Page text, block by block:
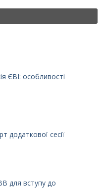
ЄВІ: особливості
додаткової сесії
для вступу до